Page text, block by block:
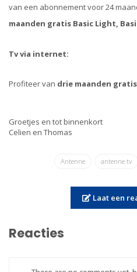
van een abonnement voor 24
maanden gratis Basic Light,
Tv via internet:
Profiteer van drie maanden gratis
Groetjes en tot binnenkort
Celien en Thomas
Antenne antenne tv
Laat een
Reacties